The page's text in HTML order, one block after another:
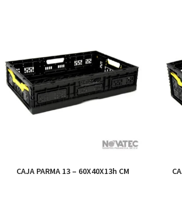
CAJA PARMA 13 – 60X40X13h CM